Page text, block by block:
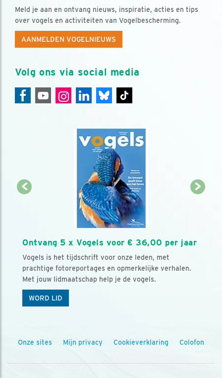
Meld je aan en ontvang nieuws, inspiratie, acties en tips
over vogels en activiteiten van Vogelbescherming.
AANMELDEN VOGELNIEUWS
Volg ons via social media
Ontvang 5 x Vogels voor € 36,00 per jaar
Vogels is het tijdschrift voor onze leden, met
prachtige fotoreportages en opmerkelijke verhalen.
Met jouw lidmaatschap help je de vogels.
WORD LID
Onze sites Mijn privacy Cookieverklaring Colofon